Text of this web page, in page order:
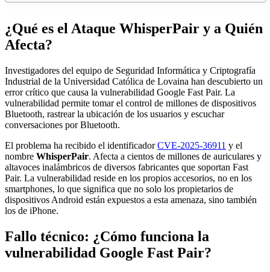
¿Qué es el Ataque WhisperPair y a Quién
Afecta?
Investigadores del equipo de Seguridad Informática y Criptografía
Industrial de la Universidad Católica de Lovaina han descubierto un
error crítico que causa la vulnerabilidad Google Fast Pair. La
vulnerabilidad permite tomar el control de millones de dispositivos
Bluetooth, rastrear la ubicación de los usuarios y escuchar
conversaciones por Bluetooth.
El problema ha recibido el identificadorCVE-2025-36911 y el
nombre WhisperPair. Afecta a cientos de millones de auriculares y
altavoces inalámbricos de diversos fabricantes que soportan Fast
Pair. La vulnerabilidad reside en los propios accesorios, no en los
smartphones, lo que significa que no solo los propietarios de
dispositivos Android están expuestos a esta amenaza, sino también
los de iPhone.
Fallo técnico: ¿Cómo funciona la
vulnerabilidad Google Fast Pair?